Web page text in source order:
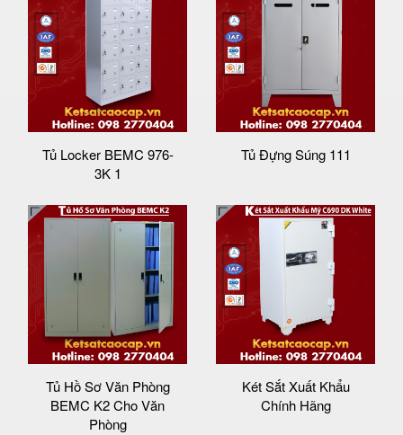
Tủ Locker BEMC 976-
3K 1
Tủ Đựng Súng 111
Tủ Hồ Sơ Văn Phòng
BEMC K2 Cho Văn
Phòng
Két Sắt Xuất Khẩu
Chính Hãng